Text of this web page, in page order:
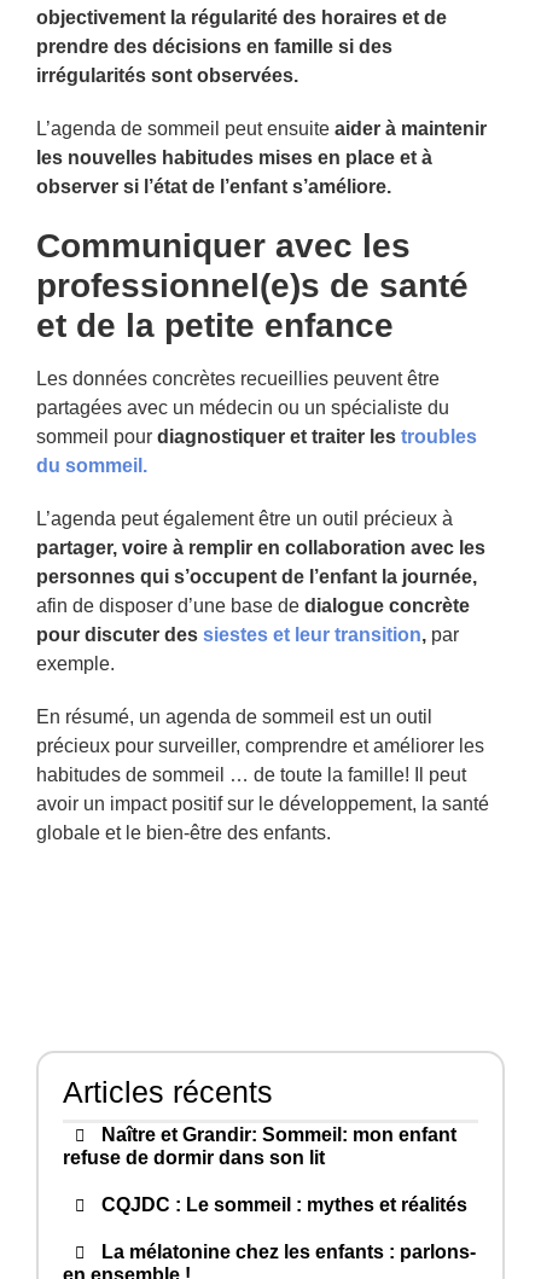
objectivement la régularité des horaires et de
prendre des décisions en famille si des
irrégularités sont observées.
L’agenda de sommeil peut ensuite aider à maintenir
les nouvelles habitudes mises en place et à
observer si l’état de l’enfant s’améliore.
Communiquer avec les
professionnel(e)s de santé
et de la petite enfance
Les données concrètes recueillies peuvent être
partagées avec un médecin ou un spécialiste du
sommeil pour diagnostiquer et traiter les troubles
du sommeil.
L’agenda peut également être un outil précieux à
partager, voire à remplir en collaboration avec les
personnes qui s’occupent de l’enfant la journée,
afin de disposer d’une base de dialogue concrète
pour discuter des siestes et leur transition, par
exemple.
En résumé, un agenda de sommeil est un outil
précieux pour surveiller, comprendre et améliorer les
habitudes de sommeil … de toute la famille! Il peut
avoir un impact positif sur le développement, la santé
globale et le bien-être des enfants.
Articles récents
Naître et Grandir: Sommeil: mon enfant
refuse de dormir dans son lit
CQJDC : Le sommeil : mythes et réalités
La mélatonine chez les enfants : parlons-
en ensemble !